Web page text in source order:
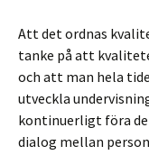
Att det ordnas
tanke på att
och att man hela
utveckla
kontinuerligt föra
dialog mellan